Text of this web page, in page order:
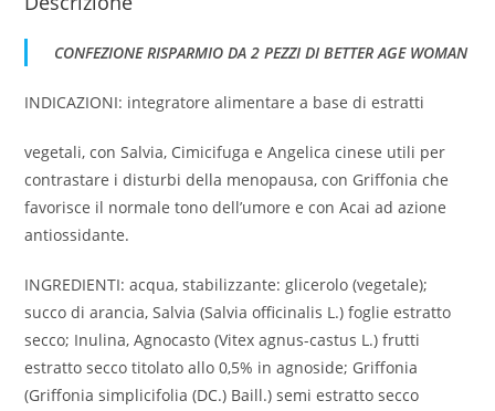
CONFEZIONE RISPARMIO DA 2 PEZZI DI BETTER AGE WOMAN
INDICAZIONI: integratore alimentare a base di estratti
vegetali, con Salvia, Cimicifuga e Angelica cinese utili per
contrastare i disturbi della menopausa, con Griffonia che
favorisce il normale tono dell’umore e con Acai ad azione
antiossidante.
INGREDIENTI: acqua, stabilizzante: glicerolo (vegetale);
succo di arancia, Salvia (Salvia officinalis L.) foglie estratto
secco; Inulina, Agnocasto (Vitex agnus-castus L.) frutti
estratto secco titolato allo 0,5% in agnoside; Griffonia
(Griffonia simplicifolia (DC.) Baill.) semi estratto secco